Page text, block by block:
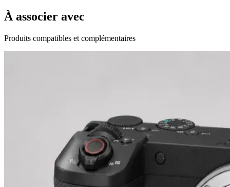
À associer avec
Produits compatibles et complémentaires